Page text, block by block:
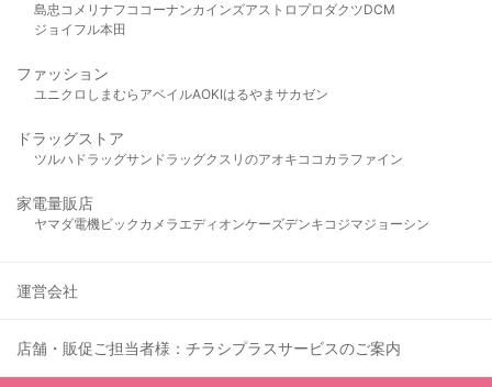
島忠 コメリ ナフコ コーナンカインズアストロプロダクツDCM
ジョイフル本田
ファッション
ユニクロ しまむら アベイルAOKIはるやま サカゼン
ドラッグストア
ツルハドラッグサンドラッグクスリのアオキ ココカラファイン
家電量販店
ヤマダ電機ビックカメラ エディオンケーズデンキ コジマジョーシン
運営会社
店舗・販促ご担当者様：チラシプラスサービスのご案内